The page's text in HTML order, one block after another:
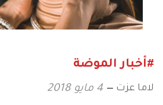
#أخبار الموضة
لاما عزت 4 مايو 2018